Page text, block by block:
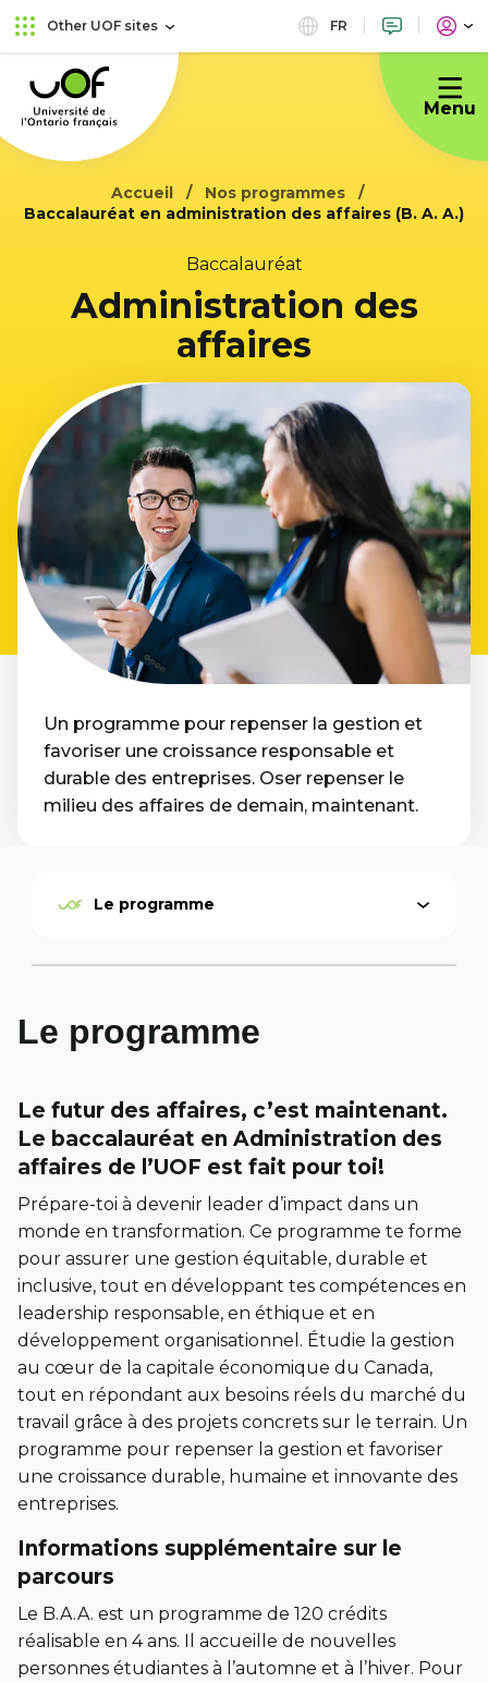
Skip
to
menu
Skip
to
Other UOF sites FR
Université
de
l'Ontario
français
Menu
Accueil
Nos programmes
Baccalauréat en administration des affaires (B. A. A.)
Baccalauréat
Administration des
affaires
Un programme pour repenser la gestion et
favoriser une croissance responsable et
durable des entreprises. Oser repenser le
milieu des affaires de demain, maintenant.
Open
ActiveLe programme
Le programme
Le futur des affaires, c’est maintenant.
Le baccalauréat en Administration des
affaires de l’UOF est fait pour toi!
Prépare-toi à devenir leader d’impact dans un
monde en transformation. Ce programme te forme
pour assurer une gestion équitable, durable et
inclusive, tout en développant tes compétences en
leadership responsable, en éthique et en
développement organisationnel. Étudie la gestion
au cœur de la capitale économique du Canada,
tout en répondant aux besoins réels du marché du
travail grâce à des projets concrets sur le terrain. Un
programme pour repenser la gestion et favoriser
une croissance durable, humaine et innovante des
entreprises.
Informations supplémentaire sur le
parcours
Le B.A.A. est un programme de 120 crédits
réalisable en 4 ans. Il accueille de nouvelles
personnes étudiantes à l’automne et à l’hiver. Pour